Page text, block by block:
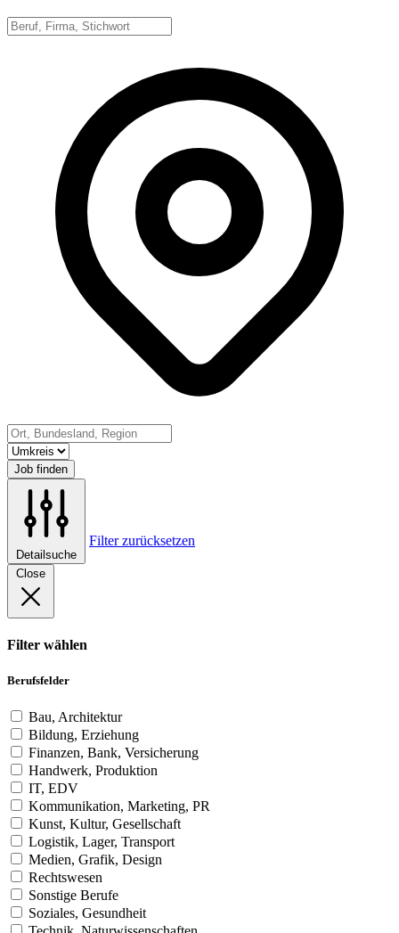
Job finden
Detailsuche
Filter zurücksetzen
Close
Filter wählen
Berufsfelder
Bau, Architektur
Bildung, Erziehung
Finanzen, Bank, Versicherung
Handwerk, Produktion
IT, EDV
Kommunikation, Marketing, PR
Kunst, Kultur, Gesellschaft
Logistik, Lager, Transport
Medien, Grafik, Design
Rechtswesen
Sonstige Berufe
Soziales, Gesundheit